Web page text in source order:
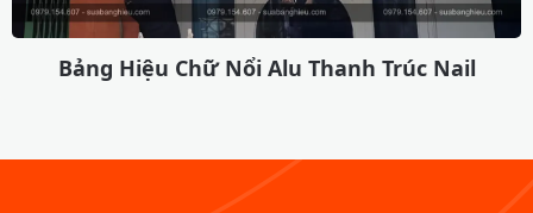
Bảng Hiệu Chữ Nổi Alu Thanh Trúc Nail